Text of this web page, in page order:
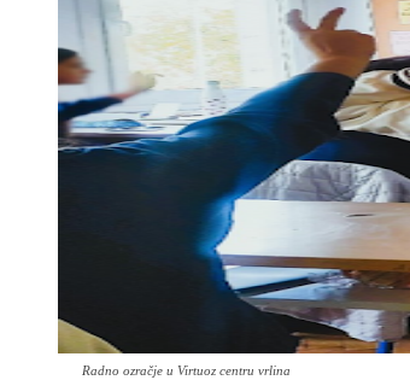
Radno ozračje u Virtuoz centru vrlina